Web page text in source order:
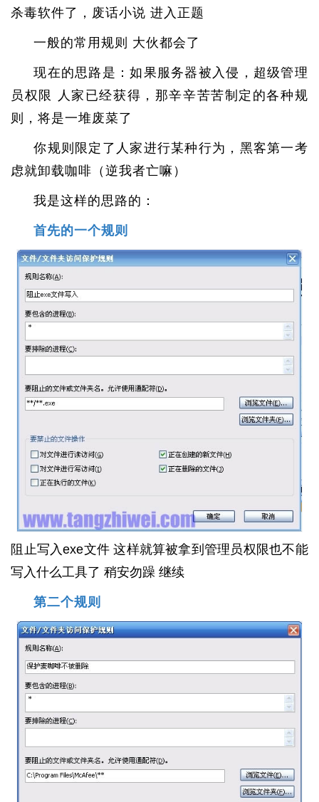
杀毒软件了，废话小说 进入正题
一般的常用规则 大伙都会了
现在的思路是：如果服务器被入侵，超级管理
员权限 人家已经获得，那辛辛苦苦制定的各种规
则，将是一堆废菜了
你规则限定了人家进行某种行为，黑客第一考
虑就卸载咖啡（逆我者亡嘛）
我是这样的思路的：
首先的一个规则
阻止写入exe文件 这样就算被拿到管理员权限也不能
写入什么工具了 稍安勿躁 继续
第二个规则